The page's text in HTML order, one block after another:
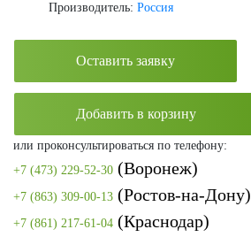
Производитель: Россия
Оставить заявку
Добавить в корзину
или проконсультироваться по телефону:
+7 (473) 229-52-30 (Воронеж)
+7 (863) 309-00-13 (Ростов-на-Дону)
+7 (861) 217-61-04 (Краснодар)